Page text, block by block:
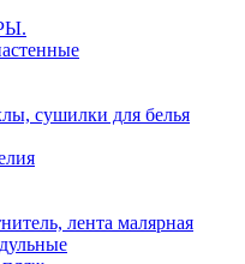
сушилки для белья
лента малярная